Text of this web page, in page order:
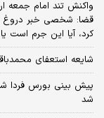
واکنش تند امام جمعه
قضا: شخصی خبر دروغ
کرد، آیا این جرم است
شایعه استعفای
شد